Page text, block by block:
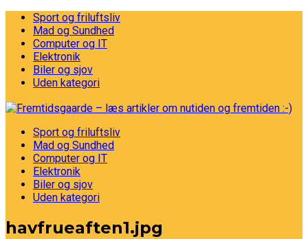
Sport og friluftsliv
Mad og Sundhed
Computer og IT
Elektronik
Biler og sjov
Uden kategori
Sport og friluftsliv
Mad og Sundhed
Computer og IT
Elektronik
Biler og sjov
Uden kategori
havfrueaften1.jpg